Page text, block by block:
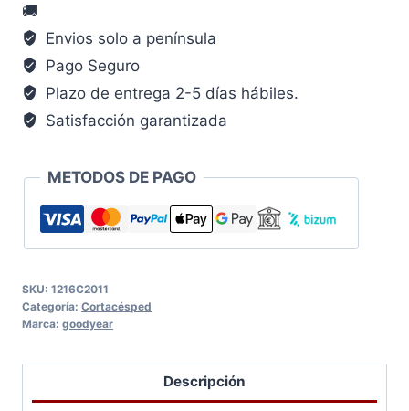
cantidad
🚚
Envios solo a península
Pago Seguro
Plazo de entrega 2-5 días hábiles.
Satisfacción garantizada
METODOS DE PAGO
SKU: 1216C2011
Categoría: Cortacésped
Marca: goodyear
Descripción